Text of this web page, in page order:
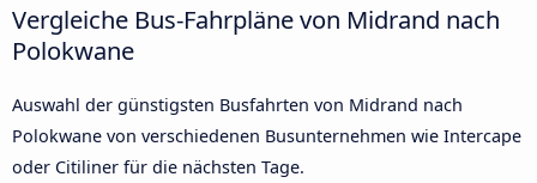
Vergleiche Bus-Fahrpläne von Midrand nach
Polokwane
Auswahl der günstigsten Busfahrten von Midrand nach
Polokwane von verschiedenen Busunternehmen wie Intercape
oder Citiliner für die nächsten Tage.